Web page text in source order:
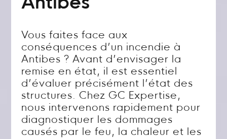
Antibes
Vous faites face aux
conséquences d’un incendie à
Antibes ? Avant d’envisager la
remise en état, il est essentiel
d’évaluer précisément l’état des
structures. Chez GC Expertise,
nous intervenons rapidement pour
diagnostiquer les dommages
causés par le feu, la chaleur et les